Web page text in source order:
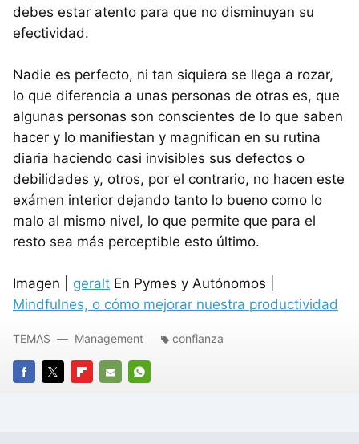
debes estar atento para que no disminuyan su
efectividad.
Nadie es perfecto, ni tan siquiera se llega a rozar,
lo que diferencia a unas personas de otras es, que
algunas personas son conscientes de lo que saben
hacer y lo manifiestan y magnifican en su rutina
diaria haciendo casi invisibles sus defectos o
debilidades y, otros, por el contrario, no hacen este
exámen interior dejando tanto lo bueno como lo
malo al mismo nivel, lo que permite que para el
resto sea más perceptible esto último.
Imagen | geralt En Pymes y Autónomos |
Mindfulnes, o cómo mejorar nuestra productividad
FACEBOOK
TWITTERFLIPBOARD
E-
WHATSAPP
TEMAS Management confianza